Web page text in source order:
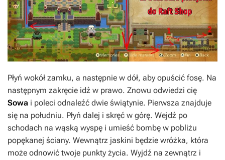
Płyń wokół zamku, a następnie w dół, aby opuścić fosę. Na
następnym zakręcie idź w prawo. Znowu odwiedzi cię
Sowa i poleci odnaleźć dwie świątynie. Pierwsza znajduje
się na południu. Płyń dalej i skręć w górę. Wejdź po
schodach na wąską wyspę i umieść bombę w pobliżu
popękanej ściany. Wewnątrz jaskini będzie wróżka, która
może odnowić twoje punkty życia. Wyjdź na zewnątrz i